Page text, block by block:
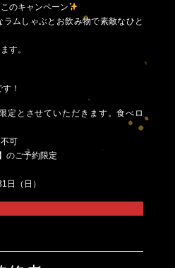
のキャンペーン
ムしゃぶとお飲み物で素敵なひと
す。
！
定とさせていただきます。食べロ
可
のご予約限定
日（日）